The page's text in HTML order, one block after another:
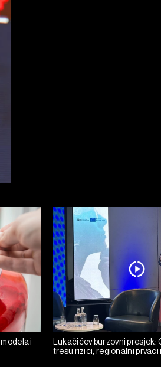
i
Lukačićev burzovni presjek:
tresu rizici, regionalni prvaci